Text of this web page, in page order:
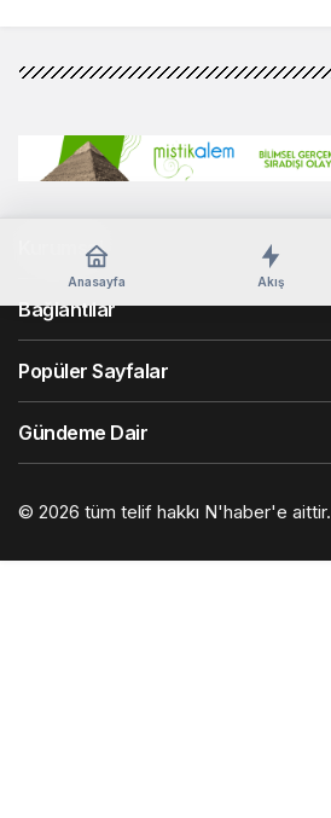
Anasayfa Akış
Kurumsal
Bağlantılar
Popüler Sayfalar
Gündeme Dair
© 2026 tüm telif hakkı N'haber'e aittir.